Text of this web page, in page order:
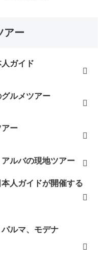
アー
ガイド
ルメツアー
アー
ルバの現地ツアー
人ガイドが開催する
ルマ、モデナ